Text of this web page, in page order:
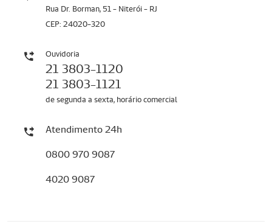
Rua Dr. Borman, 51 - Niterói - RJ
CEP: 24020-320
Ouvidoria
21 3803-1120
21 3803-1121
de segunda a sexta, horário comercial
Atendimento 24h
0800 970 9087
4020 9087